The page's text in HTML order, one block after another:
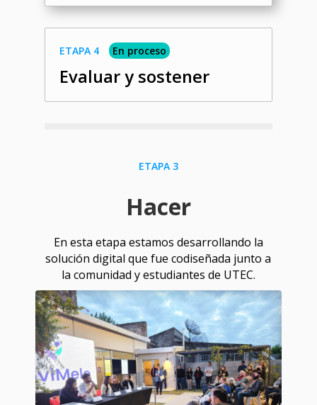
ETAPA 4 En proceso
Evaluar y sostener
ETAPA 3
Hacer
En esta etapa estamos desarrollando la
solución digital que fue codiseñada junto a
la comunidad y estudiantes de UTEC.